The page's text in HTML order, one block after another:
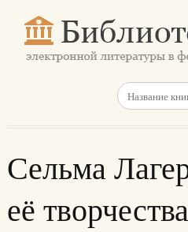
Сельма
её творчества